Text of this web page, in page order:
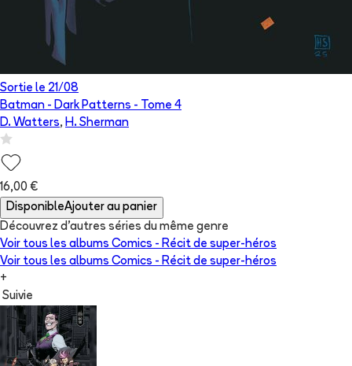
Sortie le 21/08
Batman - Dark Patterns - Tome 4
D. Watters, H. Sherman
16,00 €
DisponibleAjouter au panier
Découvrez d'autres séries du même genre
Voir tous les albums Comics - Récit de super-héros
Voir tous les albums Comics - Récit de super-héros
+
Suivie